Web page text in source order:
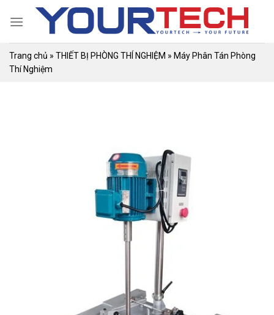
Trang chủ » THIẾT BỊ PHÒNG THÍ NGHIỆM » Máy Phân Tán Phòng
Thí Nghiệm